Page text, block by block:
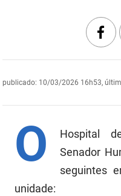
Secretaria de Governo
Infraestrutura e dos Recursos
Juventude, Esporte e Lazer
Fapesq
Fundação Casa de José Américo
publicado: 10/03/2026 16h53,
O
Hospital
Senador
seguintes
unidade: